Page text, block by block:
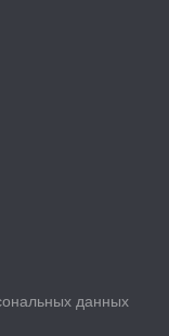
данных